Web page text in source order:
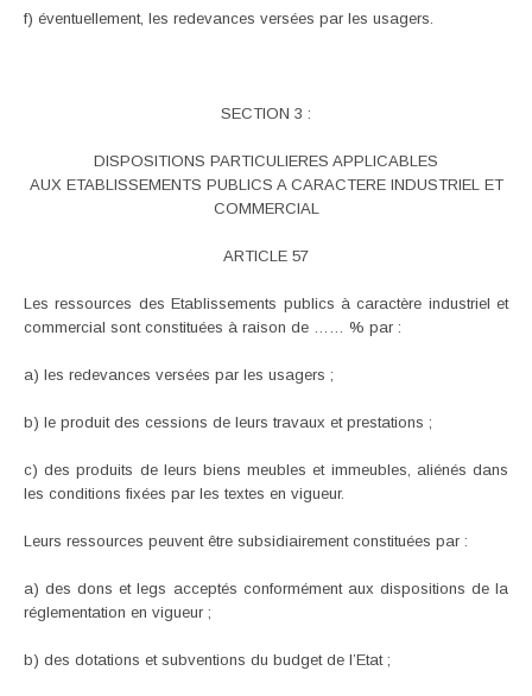
f) éventuellement, les redevances versées par les usagers.
SECTION 3 :
DISPOSITIONS PARTICULIERES APPLICABLES
AUX ETABLISSEMENTS PUBLICS A CARACTERE INDUSTRIEL ET
COMMERCIAL
ARTICLE 57
Les ressources des Etablissements publics à caractère industriel et
commercial sont constituées à raison de …… % par :
a) les redevances versées par les usagers ;
b) le produit des cessions de leurs travaux et prestations ;
c) des produits de leurs biens meubles et immeubles, aliénés dans
les conditions fixées par les textes en vigueur.
Leurs ressources peuvent être subsidiairement constituées par :
a) des dons et legs acceptés conformément aux dispositions de la
réglementation en vigueur ;
b) des dotations et subventions du budget de l’Etat ;